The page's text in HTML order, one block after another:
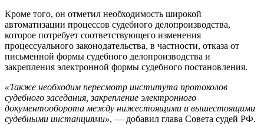
Кроме того, он отметил необходимость широкой
автоматизации процессов судебного делопроизводства,
которое потребует соответствующего изменения
процессуального законодательства, в частности, отказа от
письменной формы судебного делопроизводства и
закрепления электронной формы судебного постановления.
«Также необходим пересмотр института протоколов
судебного заседания, закрепление электронного
документооборота между нижестоящими и вышестоящими
судебными инстанциями», — добавил глава Совета судей РФ.